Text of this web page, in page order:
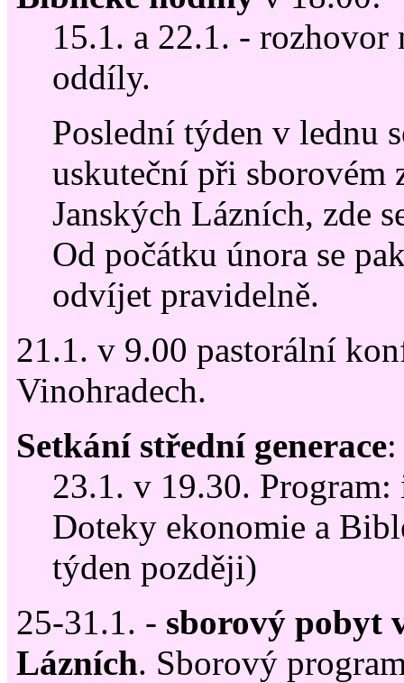
15.1. a 22.1. -
oddíly.
Poslední týden v lednu
uskuteční při sborovém
Janských Lázních, zde
Od počátku února se
odvíjet pravidelně.
21.1. v 9.00 pastorální
Vinohradech.
Setkání střední generace:
23.1. v 19.30. Program:
Doteky ekonomie a
týden později)
25-31.1. - sborový pobyt
Lázních. Sborový